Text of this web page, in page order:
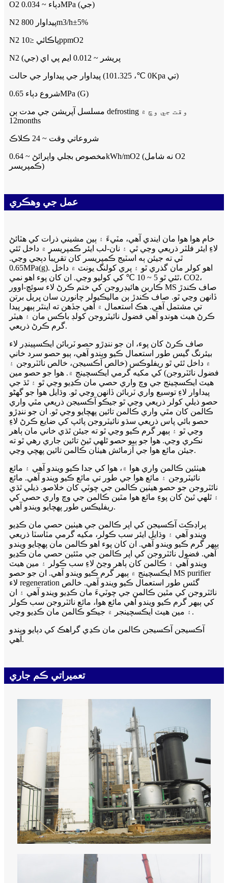
O2 دٻاء ~ 0.034MPa (جي)
N2 پيداوار 800m3/h±5%
N2 پاڪائي ≤10ppmO2
N2 پريشر ~ 0.012 ايم پي اي (جي)
پيداوار جي پيداوار جي حالت (0 ℃، 101.325Kpa تي)
شروع دٻاء 0.65MPa (G)
مسلسل آپريشن جي مدت ٻن defrosting وقت جي وچ ۾
12months
شروعاتي وقت ~ 24 ڪلاڪ
مخصوص بجلي واپرائڻ ~ 0.64kWh/mO2 (نه شامل O2
ڪمپريسر)
عمل جي وهڪري
خام هوا هوا مان ايندي آهي، مٽيءَ ۽ ٻين مشيني ذرات کي هٽائڻ
لاءِ ايئر فلٽر ذريعي وڃي ٿي ۽ نان-لب ايئر ڪمپريسر ۾ داخل ٿئي
ٿي ته جيئن ٻه اسٽيج ڪمپريسر کان تقريباً دٻجي وڃي.
0.65MPa(g). اهو کولر مان گذري ٿو ۽ پري کولنگ يونٽ ۾ داخل
ٿئي ٿو 5 ~ 10 ℃ کي کوليو وڃي. ان کان پوء اهو نمي، CO2،
ڪاربن هائيڊروجن کي ختم ڪرڻ لاء سوئچ-اوور MS صاف ڪندڙ
ڏانهن وڃي ٿو. صاف ڪندڙ ٻن ماليڪيولر چانورن سان ڀريل برتن
تي مشتمل آهي. هڪ استعمال ۾ آهي جڏهن ته اينٿر ٻيهر پيدا
ڪرڻ هيٺ هوندو آهي فضول نائيٽروجن کولڊ باڪس مان ۽ هيٽر
گرم ڪرڻ ذريعي.
صاف ڪرڻ کان پوء، ان جو ننڍڙو حصو ٽربائن ايڪسپينڊر لاء
بيئرنگ گيس طور استعمال ڪيو ويندو آهي، ٻيو حصو سرد خاني
۾ داخل ٿئي ٿو ريفلوڪس (خالص آڪسيجن، خالص نائٽروجن ۽
فضول نائٽروجن) کي مکيه گرمي ايڪسچينج ۾. هوا جو حصو مين
هيٽ ايڪسچينج جي وچ واري حصي مان ڪڍيو وڃي ٿو ۽ ٿڌ جي
پيداوار لاءِ توسيع واري ٽربائن ڏانهن وڃي ٿو. وڌايل هوا جو گهڻو
حصو ذيلي کولر ذريعي وڃي ٿو جيڪو آڪسيجن ذريعي مٿي واري
ڪالمن کان مٿي واري ڪالمن تائين پهچايو وڃي ٿو. ان جو ننڍڙو
حصو بائي پاس ذريعي سڌو نائيٽروجن پائپ کي ضايع ڪرڻ لاءِ
وڃي ٿو ۽ ٻيهر گرم ڪيو وڃي ٿو ته جيئن ٿڌي خاني مان ٻاهر
نڪري وڃي. هوا جو ٻيو حصو ٿلهي ٿيڻ تائين جاري رهي ٿو ته
جيئن مائع هوا جي آزمائش هيٺان ڪالمن تائين پهچي وڃي.
هيٺئين ڪالمن واري هوا ۾، هوا کي جدا ڪيو ويندو آهي ۽ مائع
نائيٽروجن ۽ مائع هوا جي طور تي مائع ڪيو ويندو آهي. مائع
نائٽروجن جو حصو هيٺين ڪالمن جي چوٽي کان خلاصو. ذيلي ٿڌي
۽ ٿلهي ٿيڻ کان پوءِ مائع هوا مٿين ڪالمن جي وچ واري حصي کي
ريفليڪس طور پهچايو ويندو آهي.
پراڊڪٽ آڪسيجن کي اپر ڪالمن جي هيٺين حصي مان ڪڍيو
ويندو آهي ۽ وڌايل ايئر سب ڪولر، مکيه گرمي مٽاسٽا ذريعي
ٻيهر گرم ڪيو ويندو آهي. ان کان پوء اهو ڪالمن مان پهچايو ويندو
آهي. فضول نائٽروجن کي اپر ڪالمن جي مٿئين حصي مان ڪڍيو
ويندو آهي ۽ ڪالمن کان ٻاهر وڃڻ لاءِ سب ڪولر ۽ مين هيٽ
ايڪسچينج ۾ ٻيهر گرم ڪيو ويندو آهي. ان جو حصو MS purifier
لاء regeneration گئس طور استعمال ڪيو ويندو آهي. خالص
نائٽروجن کي مٿين ڪالمن جي چوٽيءَ مان ڪڍيو ويندو آهي ۽ ان
کي ٻيهر گرم ڪيو ويندو آهي مائع هوا، مائع نائٽروجن سب ڪولر
۽ مين هيٽ ايڪسچينجر ۾ جيڪو ڪالمن مان ڪڍيو وڃي.
آڪسيجن آڪسيجن ڪالمن مان ڪڍي گراهڪ کي دٻايو ويندو
آهي.
تعميراتي ڪم جاري